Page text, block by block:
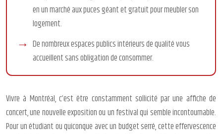
en un marché aux puces géant et gratuit pour meubler son
logement.
De nombreux espaces publics intérieurs de qualité vous
accueillent sans obligation de consommer.
Vivre à Montréal, c’est être constamment sollicité par une affiche de
concert, une nouvelle exposition ou un festival qui semble incontournable.
Pour un étudiant ou quiconque avec un budget serré, cette effervescence